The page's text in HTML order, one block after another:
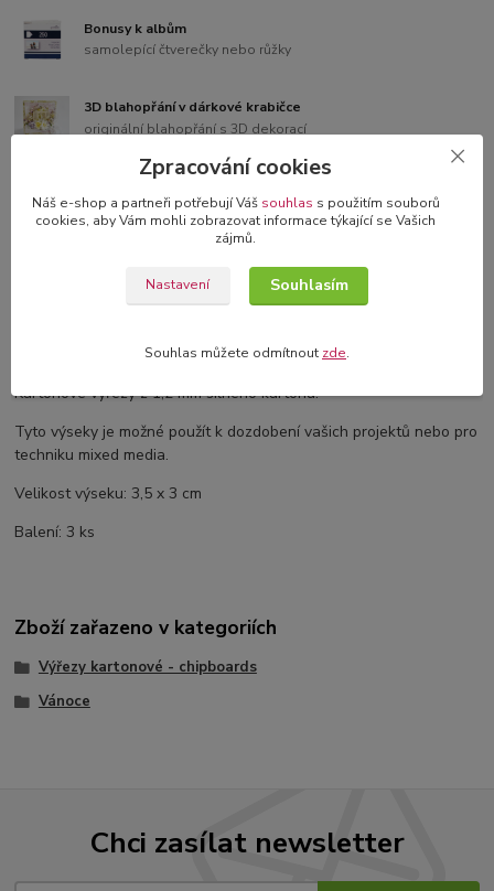
Bonusy k albům
samolepící čtverečky nebo růžky
3D blahopřání v dárkové krabičce
originální blahopřání s 3D dekorací
Kompletní specifikace
Kartonové výřezy z 1,2 mm silného kartonu.
Tyto výseky je možné použít k dozdobení vašich projektů nebo pro
techniku mixed media.
Velikost výseku: 3,5 x 3 cm
Balení: 3 ks
Zboží zařazeno v kategoriích
Výřezy kartonové - chipboards
Vánoce
Chci zasílat newsletter
Zpracování cookies
Náš e-shop a partneři potřebují Váš souhlas s použitím souborů
cookies, aby Vám mohli zobrazovat informace týkající se Vašich
zájmů.
Nastavení Souhlasím
Souhlas můžete odmítnout zde.